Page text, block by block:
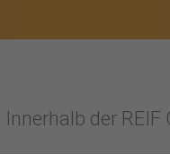
Innerhalb der